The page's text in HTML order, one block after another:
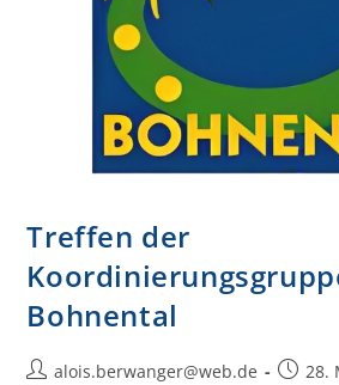
Treffen der
Bohnental
alois.berwanger@web.de
28.